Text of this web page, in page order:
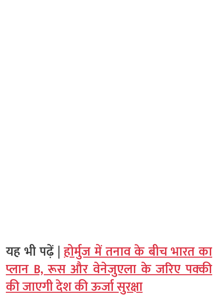
यह भी पढ़ें |होर्मुज में तनाव के बीच भारत का
प्लान B, रूस और वेनेजुएला के जरिए पक्की
की जाएगी देश की ऊर्जा सुरक्षा